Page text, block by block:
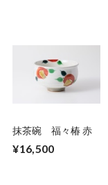
抹茶碗 福々椿 赤
¥16,500